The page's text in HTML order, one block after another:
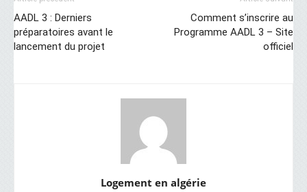
AADL 3 : Derniers
préparatoires avant le
lancement du projet
Comment s’inscrire au
Programme AADL 3 – Site
officiel
Logement en algérie